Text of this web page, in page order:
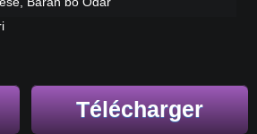
Télécharger